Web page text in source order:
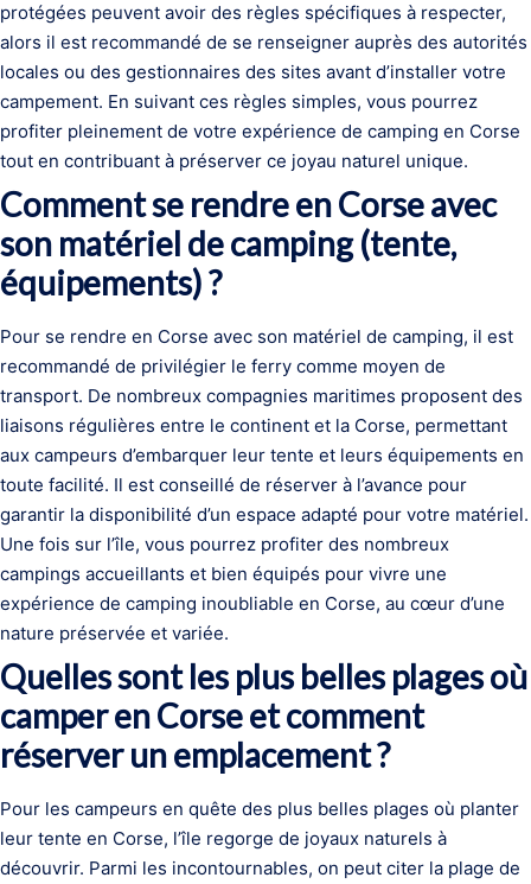
protégées peuvent avoir des règles spécifiques à respecter,
alors il est recommandé de se renseigner auprès des autorités
locales ou des gestionnaires des sites avant d’installer votre
campement. En suivant ces règles simples, vous pourrez
profiter pleinement de votre expérience de camping en Corse
tout en contribuant à préserver ce joyau naturel unique.
Comment se rendre en Corse avec
son matériel de camping (tente,
équipements) ?
Pour se rendre en Corse avec son matériel de camping, il est
recommandé de privilégier le ferry comme moyen de
transport. De nombreux compagnies maritimes proposent des
liaisons régulières entre le continent et la Corse, permettant
aux campeurs d’embarquer leur tente et leurs équipements en
toute facilité. Il est conseillé de réserver à l’avance pour
garantir la disponibilité d’un espace adapté pour votre matériel.
Une fois sur l’île, vous pourrez profiter des nombreux
campings accueillants et bien équipés pour vivre une
expérience de camping inoubliable en Corse, au cœur d’une
nature préservée et variée.
Quelles sont les plus belles plages où
camper en Corse et comment
réserver un emplacement ?
Pour les campeurs en quête des plus belles plages où planter
leur tente en Corse, l’île regorge de joyaux naturels à
découvrir. Parmi les incontournables, on peut citer la plage de